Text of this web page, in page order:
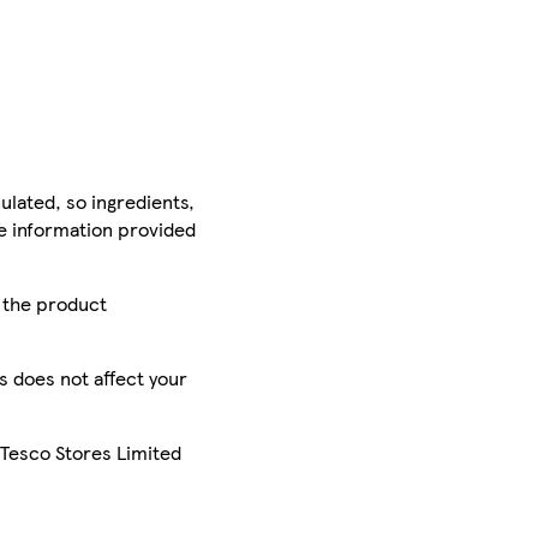
so ingredients,
information provided
the product
does not affect your
Stores Limited